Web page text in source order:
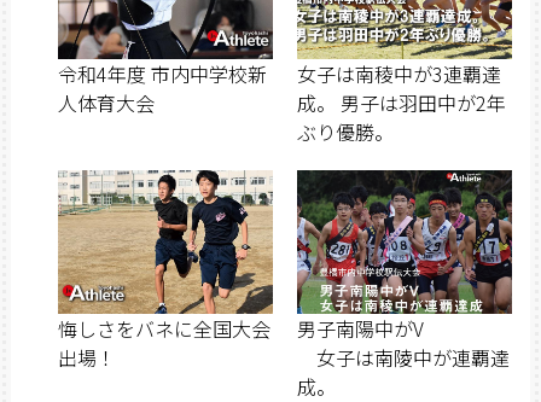
令和4年度 市内中学校新
人体育大会
女子は南稜中が3連覇達
成。 男子は羽田中が2年
ぶり優勝。
悔しさをバネに全国大会
出場！
男子南陽中がV
女子は南陵中が連覇達
成。